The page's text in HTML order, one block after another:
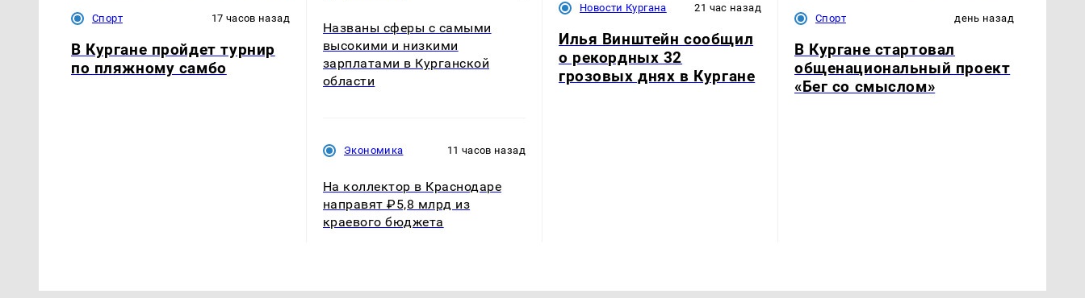
Спорт 17 часов назад
В Кургане пройдет турнир
по пляжному самбо
Названы сферы с самыми
высокими и низкими
зарплатами в Курганской
области
Экономика 11 часов назад
На коллектор в Краснодаре
направят ₽5,8 млрд из
краевого бюджета
Новости Кургана 21 час назад
Илья Винштейн сообщил
о рекордных 32
грозовых днях в Кургане
Спорт день назад
В Кургане стартовал
общенациональный проект
«Бег со смыслом»